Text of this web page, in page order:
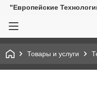
"Европейские
Товары и услуги